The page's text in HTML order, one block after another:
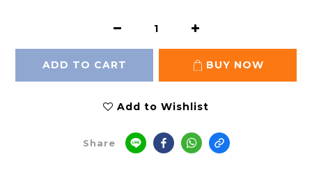
ADD TO CART BUY NOW
Add to Wishlist
Share